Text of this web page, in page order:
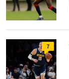
7